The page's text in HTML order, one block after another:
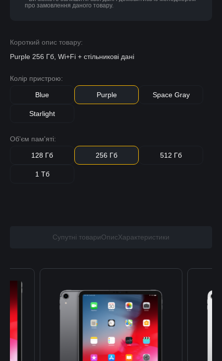
Короткий опис товару:
Purple 256 Гб, Wi+Fi + стільникові дані
Колір пристрою:
Blue Purple Space Gray
Starlight
Об'єм пам'яті:
128 Гб 256 Гб 512 Гб
1 Тб
про замовлення даного товару.
Супутні товариОписХарактеристики